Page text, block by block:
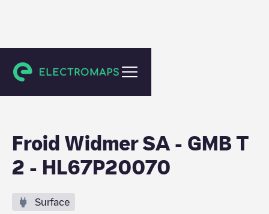
Gland
Froid Widmer SA - GMB T
2 - HL67P20070
Surface